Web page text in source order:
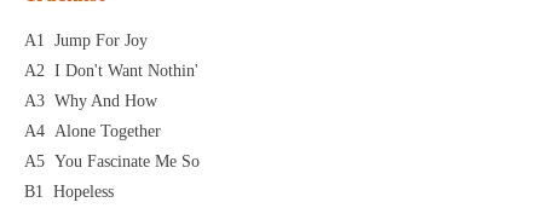
A1 Jump For Joy
A2 I Don't Want Nothin'
A3 Why And How
A4 Alone Together
A5 You Fascinate Me So
B1 Hopeless